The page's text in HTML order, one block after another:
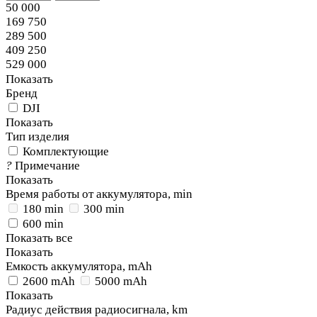
50 000
169 750
289 500
409 250
529 000
Показать
Бренд
DJI
Показать
Тип изделия
Комплектующие
? Примечание
Показать
Время работы от аккумулятора, min
180 min
300 min
600 min
Показать все
Показать
Емкость аккумулятора, mAh
2600 mAh
5000 mAh
Показать
Радиус действия радиосигнала, km